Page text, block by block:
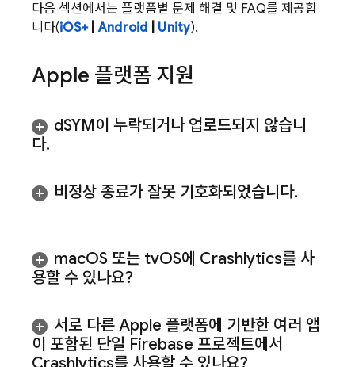
다음 섹션에서는 플랫폼별 문제 해결 및 FAQ를 제공합
니다(iOS+|Android Unity).
Apple 플랫폼 지원
dSYM이 누락되거나 업로드되지 않습니
다.
비정상 종료가 잘못 기호화되었습니다.
macOS 또는 tvOS에 Crashlytics를 사
용할 수 있나요?
서로 다른 Apple 플랫폼에 기반한 여러 앱
이 포함된 단일 Firebase 프로젝트에서